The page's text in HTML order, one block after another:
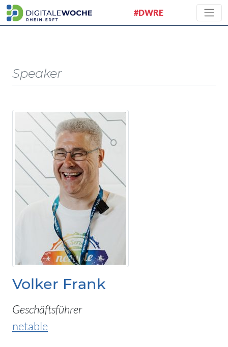
#DWRE
Speaker
Volker Frank
Geschäftsführer
netable